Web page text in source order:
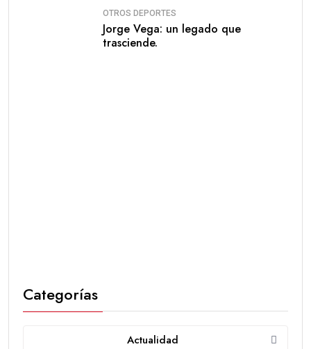
OTROS DEPORTES
Jorge Vega: un legado que
trasciende.
Categorías
Actualidad